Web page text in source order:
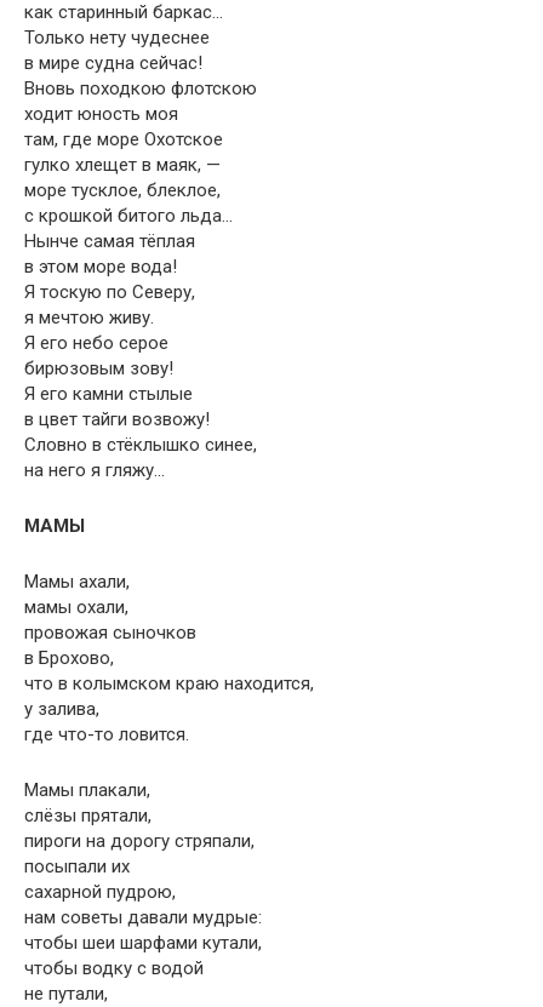
как старинный баркас…
Только нету чудеснее
в мире судна сейчас!
Вновь походкою флотскою
ходит юность моя
там, где море Охотское
гулко хлещет в маяк, —
море тусклое, блеклое,
с крошкой битого льда…
Нынче самая тёплая
в этом море вода!
Я тоскую по Северу,
я мечтою живу.
Я его небо серое
бирюзовым зову!
Я его камни стылые
в цвет тайги возвожу!
Словно в стёклышко синее,
на него я гляжу…
МАМЫ
Мамы ахали,
мамы охали,
провожая сыночков
в Брохово,
что в колымском краю находится,
у залива,
где что-то ловится.
Мамы плакали,
слёзы прятали,
пироги на дорогу стряпали,
посыпали их
сахарной пудрою,
нам советы давали мудрые:
чтобы шеи шарфами кутали,
чтобы водку с водой
не путали,